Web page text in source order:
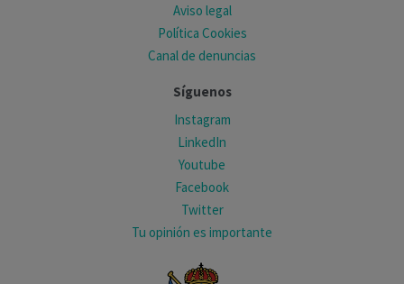
Aviso legal
Política Cookies
Canal de denuncias
Síguenos
Instagram
LinkedIn
Youtube
Facebook
Twitter
Tu opinión es importante